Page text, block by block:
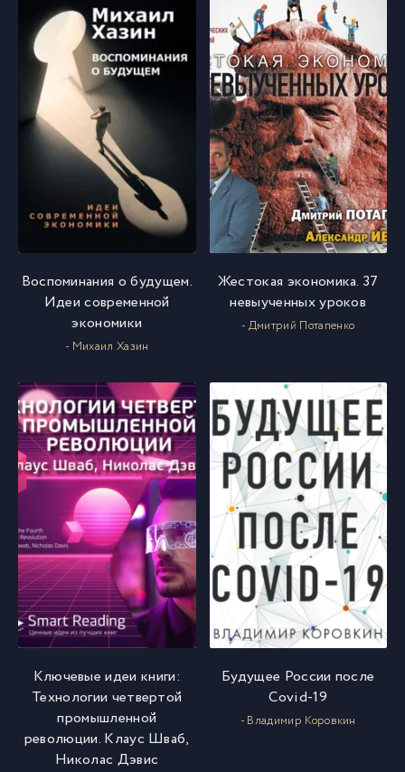
Воспоминания о будущем.
Идеи современной
экономики
- Михаил Хазин
Жестокая экономика. 37
невыученных уроков
- Дмитрий Потапенко
Ключевые идеи книги:
Технологии четвертой
промышленной
революции. Клаус Шваб,
Николас Дэвис
Будущее России после
Covid-19
- Владимир Коровкин